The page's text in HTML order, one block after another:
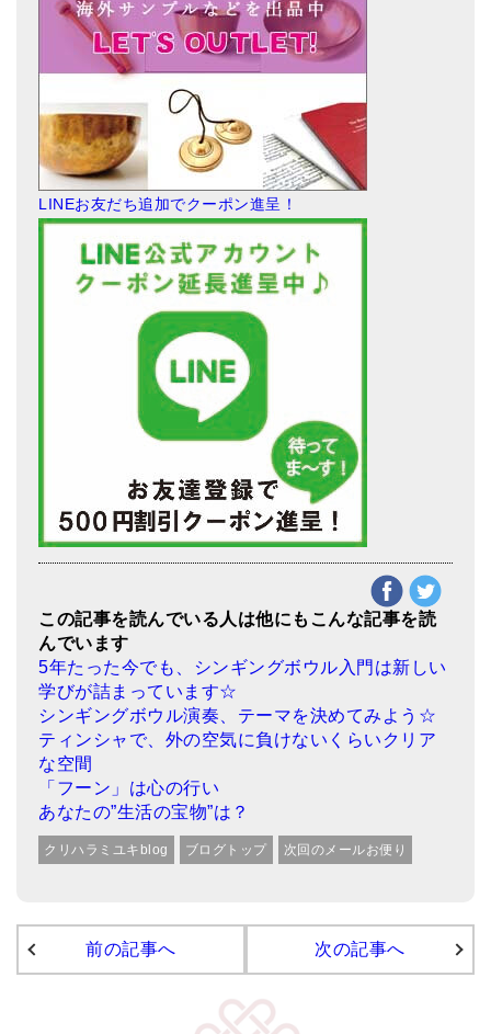
LINEお友だち追加でクーポン進呈！
この記事を読んでいる人は他にもこんな記事を読
んでいます
5年たった今でも、シンギングボウル入門は新しい
学びが詰まっています☆
シンギングボウル演奏、テーマを決めてみよう☆
ティンシャで、外の空気に負けないくらいクリア
な空間
「フーン」は心の行い
あなたの”生活の宝物”は？
クリハラミユキblog ブログトップ 次回のメールお便り
前の記事へ 次の記事へ